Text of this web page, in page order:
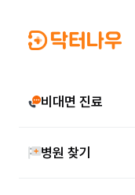
비대면 진료
병원 찾기